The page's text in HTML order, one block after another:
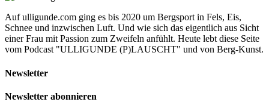
Auf ulligunde.com ging es bis 2020 um Bergsport in Fels, Eis,
Schnee und inzwischen Luft. Und wie sich das eigentlich aus Sicht
einer Frau mit Passion zum Zweifeln anfühlt. Heute lebt diese Seite
vom Podcast "ULLIGUNDE (P)LAUSCHT" und von Berg-Kunst.
Newsletter
Newsletter abonnieren